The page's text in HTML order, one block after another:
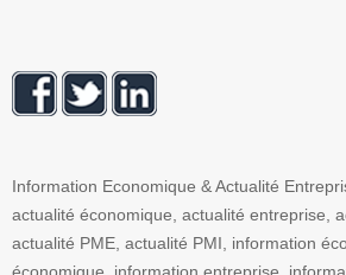
Information Economique & Actualité
actualité économique, actualité entreprise,
actualité PME, actualité PMI, information